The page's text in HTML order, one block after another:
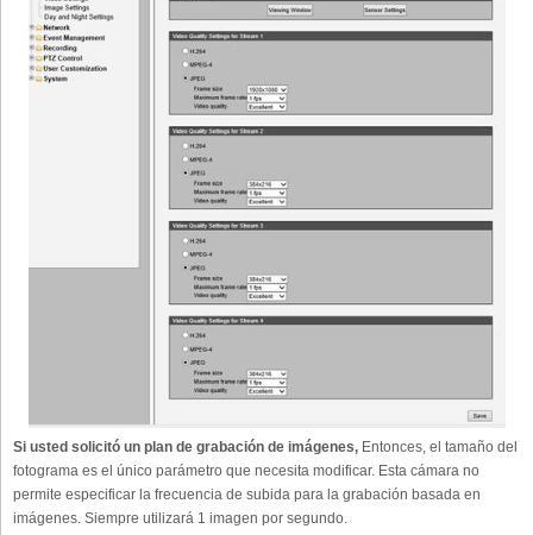
Si usted solicitó un plan de grabación de imágenes, Entonces, el tamaño del
fotograma es el único parámetro que necesita modificar. Esta cámara no
permite especificar la frecuencia de subida para la grabación basada en
imágenes. Siempre utilizará 1 imagen por segundo.